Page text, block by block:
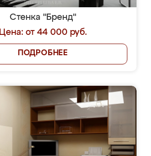
Стенка "Бренд"
Цена: от 44 000 руб.
ПОДРОБНЕЕ